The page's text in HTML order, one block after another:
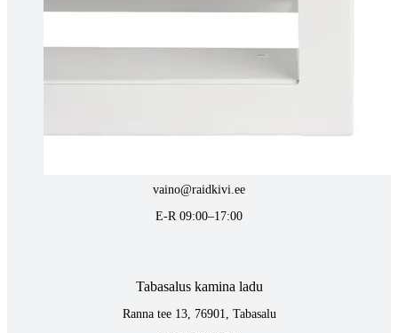
kaminakoda@kaminakoda.ee
Tähe 127E, Tartu
vaino@raidkivi.ee
E-R 09:00–17:00
Tabasalus kamina ladu
Ranna tee 13, 76901, Tabasalu